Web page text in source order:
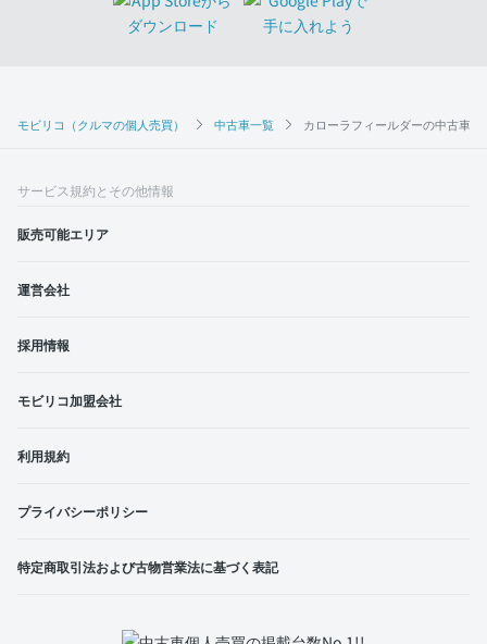
モビリコ（クルマの個人売買） 中古車一覧 カローラフィールダーの中古車一
サービス規約とその他情報
販売可能エリア
運営会社
採用情報
モビリコ加盟会社
利用規約
プライバシーポリシー
特定商取引法および古物営業法に基づく表記